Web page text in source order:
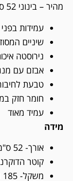
מהיר – בינוני 52 ס"מ
עמידות בפני
שיניים
נירוסטה
אבזם עם
טבעת
חומר חזק
עמיד מאוד
מידה
אורך- 52 ס"מ
קוטר הדוקרנים-
משקל- 185 גרם